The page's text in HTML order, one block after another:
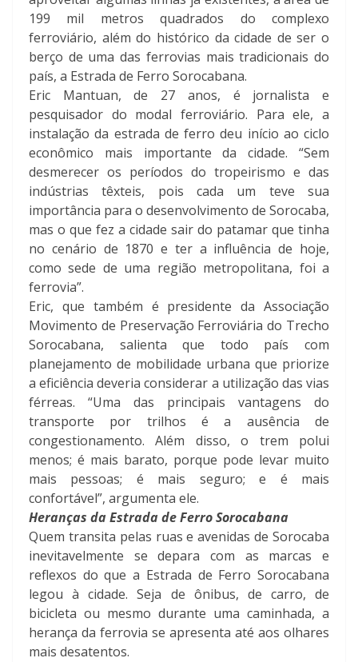
199 mil metros quadrados do complexo
ferroviário, além do histórico da cidade de ser o
berço de uma das ferrovias mais tradicionais do
país, a Estrada de Ferro Sorocabana.
Eric Mantuan, de 27 anos, é jornalista e
pesquisador do modal ferroviário. Para ele, a
instalação da estrada de ferro deu início ao ciclo
econômico mais importante da cidade. “Sem
desmerecer os períodos do tropeirismo e das
indústrias têxteis, pois cada um teve sua
importância para o desenvolvimento de Sorocaba,
mas o que fez a cidade sair do patamar que tinha
no cenário de 1870 e ter a influência de hoje,
como sede de uma região metropolitana, foi a
ferrovia”.
Eric, que também é presidente da Associação
Movimento de Preservação Ferroviária do Trecho
Sorocabana, salienta que todo país com
planejamento de mobilidade urbana que priorize
a eficiência deveria considerar a utilização das vias
férreas. “Uma das principais vantagens do
transporte por trilhos é a ausência de
congestionamento. Além disso, o trem polui
menos; é mais barato, porque pode levar muito
mais pessoas; é mais seguro; e é mais
confortável”, argumenta ele.
Heranças da Estrada de Ferro Sorocabana
Quem transita pelas ruas e avenidas de Sorocaba
inevitavelmente se depara com as marcas e
reflexos do que a Estrada de Ferro Sorocabana
legou à cidade. Seja de ônibus, de carro, de
bicicleta ou mesmo durante uma caminhada, a
herança da ferrovia se apresenta até aos olhares
mais desatentos.